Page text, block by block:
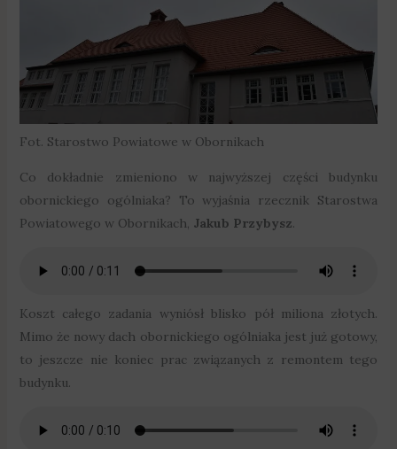
Fot. Starostwo Powiatowe w Obornikach
Co dokładnie zmieniono w najwyższej części budynku
obornickiego ogólniaka? To wyjaśnia rzecznik Starostwa
Powiatowego w Obornikach, Jakub Przybysz.
Koszt całego zadania wyniósł blisko pół miliona złotych.
Mimo że nowy dach obornickiego ogólniaka jest już gotowy,
to jeszcze nie koniec prac związanych z remontem tego
budynku.